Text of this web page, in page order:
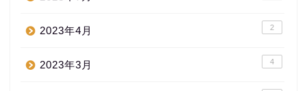
2023年4月 2
2023年3月 4